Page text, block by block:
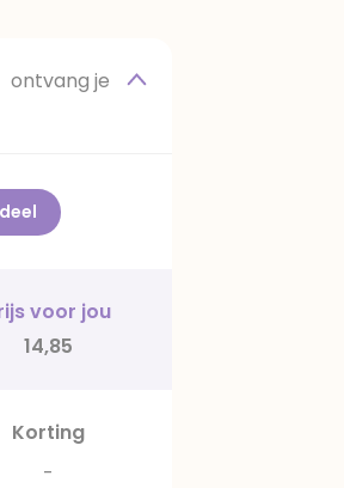
ontvang je
voor jou
14,85
Korting
-